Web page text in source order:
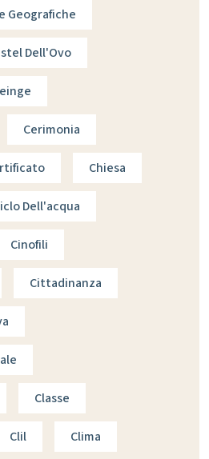
Geografiche
Dell'Ovo
Cerimonia
Chiesa
Dell'acqua
Cinofili
Cittadinanza
Classe
Clil Clima